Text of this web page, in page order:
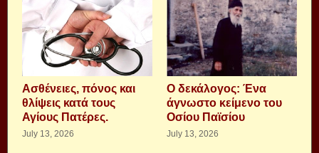
Aσθένειες, πόνος και
θλίψεις κατά τους
Αγίους Πατέρες.
July 13, 2026
Ο δεκάλογος: Ένα
άγνωστο κείμενο του
Οσίου Παϊσίου
July 13, 2026